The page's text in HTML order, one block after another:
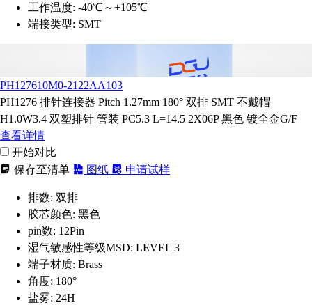
工作温度: -40℃～+105℃
端接类型: SMT
PH127610M0-2122AA103
PH1276 排针连接器 Pitch 1.27mm 180° 双排 SMT 不戴帽
H1.0W3.4 双塑排针 管装 PC5.3 L=14.5 2X06P 黑色 镀全金G/F
查看详情
开始对比
保存至清单
图纸 申请试样
排数: 双排
胶芯颜色: 黑色
pin数: 12Pin
湿气敏感性等级MSD: LEVEL 3
端子材质: Brass
角度: 180°
盐雾: 24H